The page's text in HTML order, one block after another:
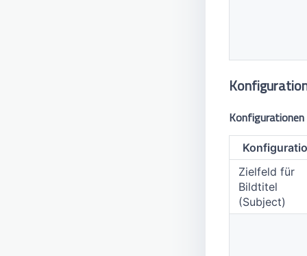
Zielfeld für
Bildtitel
(Subject)